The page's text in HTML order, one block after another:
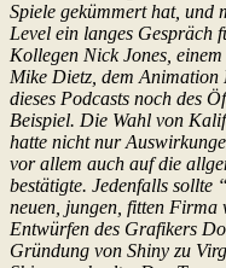
Spiele gekümmert hat, und
Level ein langes Gespräch
Kollegen Nick Jones,
Mike Dietz, dem
dieses Podcasts noch des
Beispiel. Die Wahl von
hatte nicht nur
vor allem auch auf die
bestätigte. Jedenfalls sollte
neuen, jungen, fitten
Entwürfen des Grafikers
Gründung von Shiny zu